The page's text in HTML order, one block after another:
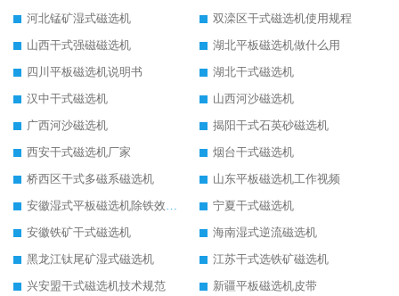
河北锰矿湿式磁选机
双滦区干式磁选机使用规程
山西干式强磁磁选机
湖北平板磁选机做什么用
四川平板磁选机说明书
湖北干式磁选机
汉中干式磁选机
山西河沙磁选机
广西河沙磁选机
揭阳干式石英砂磁选机
西安干式磁选机厂家
烟台干式磁选机
桥西区干式多磁系磁选机
山东平板磁选机工作视频
安徽湿式平板磁选机除铁效果怎么样
宁夏干式磁选机
安徽铁矿干式磁选机
海南湿式逆流磁选机
黑龙江钛尾矿湿式磁选机
江苏干式选铁矿磁选机
兴安盟干式磁选机技术规范
新疆平板磁选机皮带